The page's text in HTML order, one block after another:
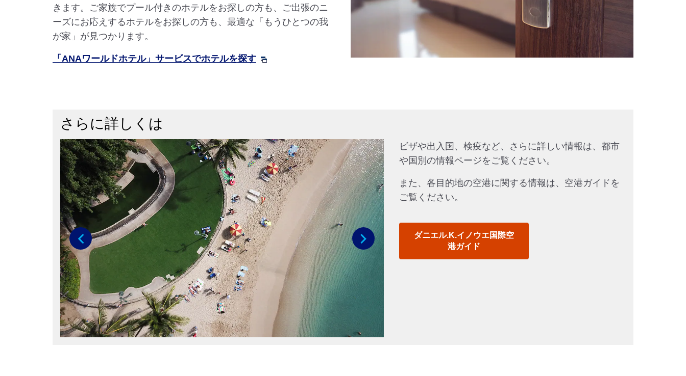
きます。ご家族でプール付きのホテルをお探しの方も、ご出張のニ
ーズにお応えするホテルをお探しの方も、最適な「もうひとつの我
が家」が見つかります。
「ANAワールドホテル」サービスでホテルを探す
さらに詳しくは
前へ 次へ
ビザや出入国、検疫など、さらに詳しい情報は、都市
や国別の情報ページをご覧ください。
また、各目的地の空港に関する情報は、空港ガイドを
ご覧ください。
ダニエル.K.イノウエ国際空
港ガイド